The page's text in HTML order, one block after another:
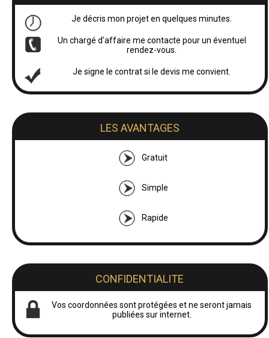
Je décris mon projet en quelques minutes.
Un chargé d'affaire me contacte pour un éventuel
rendez-vous.
Je signe le contrat si le devis me convient.
LES AVANTAGES
Gratuit
Simple
Rapide
CONFIDENTIALITE
Vos coordonnées sont protégées et ne seront jamais
publiées sur internet.